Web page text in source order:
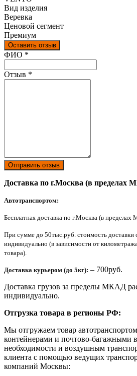
Вид изделия
Веревка
Ценовой сегмент
Премиум
Оставить отзыв
Ваш отзыв был отправлен!
ФИО *
Отзыв *
Отправить отзыв
Доставка по г.Москва (в пределах
Автотранспортом:
Бесплатная доставка по г.Москва (в
При сумме до 50тыс.руб. стоимость доставки
индивидуально (в зависимости от
товара).
Доставка курьером (до 5кг): – 700руб.
Доставка грузов за пределы МКАД
индивидуально.
Отгрузка товара в регионы РФ:
Мы отгружаем товар
контейнерами и почтово-багажными
необходимости и воздушным
клиента с помощью ведущих
компаний Москвы: